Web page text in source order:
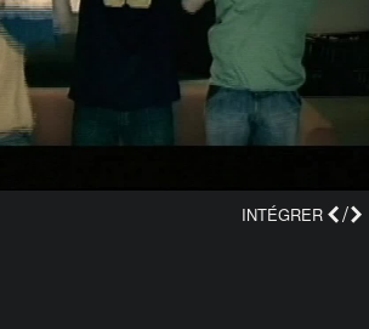
INTÉGRER /